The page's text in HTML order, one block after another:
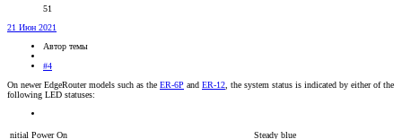
51
21 Июн 2021
Автор темы
#4
On newer EdgeRouter models such as the ER-6P and ER-12 , the system status is indicated by either of the
following LED statuses:
nitial Power On
Steady blue